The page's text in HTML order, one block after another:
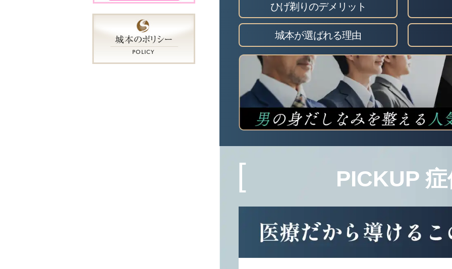
ひげ剃りのデメリット
城本が選ばれる理由
PICKUP